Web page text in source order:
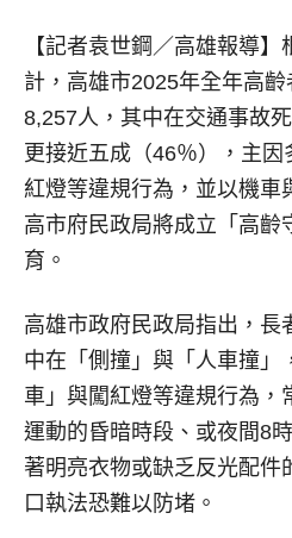
【記者袁世鋼／高雄報導】
計，高雄市2025年全年高
8,257人，其中在交通事故
更接近五成（46％），主
紅燈等違規行為，並以機車
高市府民政局將成立「高齡
育。
高雄市政府民政局指出，長
中在「側撞」與「人車撞」
車」與闖紅燈等違規行為，
運動的昏暗時段、或夜間8
著明亮衣物或缺乏反光配件
口執法恐難以防堵。